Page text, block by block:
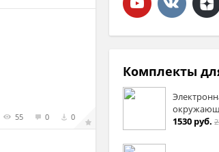
55 0 0
Комплекты
1530 руб.